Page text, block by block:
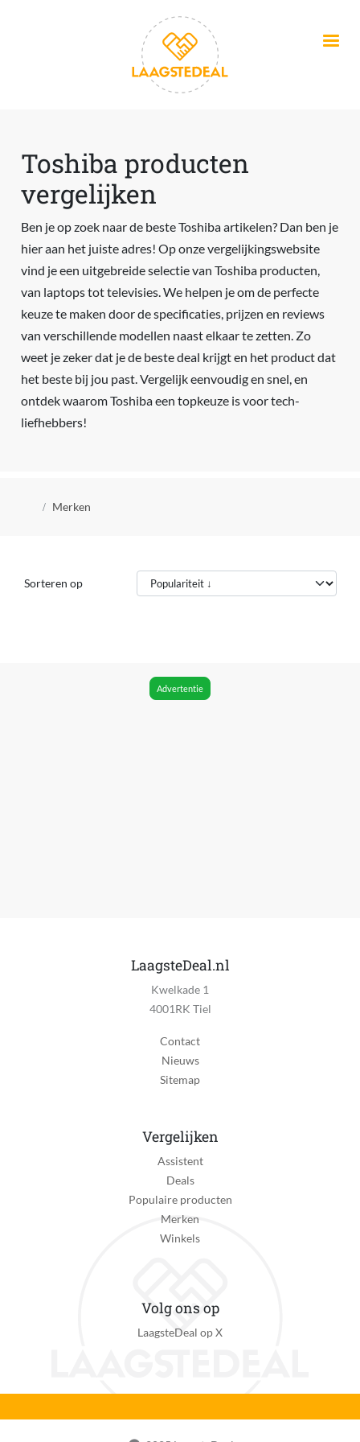
Toshiba producten
vergelijken
Ben je op zoek naar de beste Toshiba artikelen? Dan ben je
hier aan het juiste adres! Op onze vergelijkingswebsite
vind je een uitgebreide selectie van Toshiba producten,
van laptops tot televisies. We helpen je om de perfecte
keuze te maken door de specificaties, prijzen en reviews
van verschillende modellen naast elkaar te zetten. Zo
weet je zeker dat je de beste deal krijgt en het product dat
het beste bij jou past. Vergelijk eenvoudig en snel, en
ontdek waarom Toshiba een topkeuze is voor tech-
liefhebbers!
Kruimelpad
Merken
Sorteren op
Advertentie
LaagsteDeal.nl
Kwelkade 1
4001RK Tiel
Contact
Nieuws
Sitemap
Vergelijken
Assistent
Deals
Populaire producten
Merken
Winkels
Volg ons op
LaagsteDeal op X